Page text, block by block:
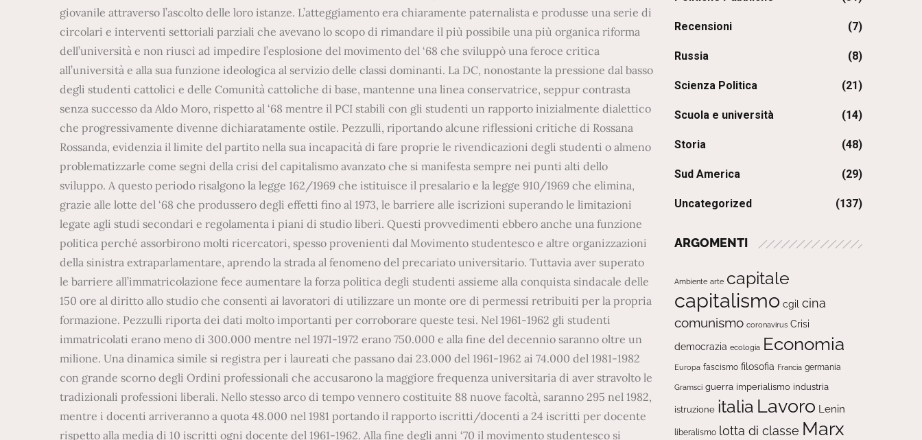
Recensioni (7)
Russia (8)
Scienza Politica (21)
Scuola e università (14)
Storia (48)
Sud America (29)
Uncategorized (137)
ARGOMENTI
Ambiente arte capitale
capitalismo cgil cina
comunismo coronavirus Crisi
democrazia ecologia Economia
Europa fascismo filosofia Francia germania
Gramsci guerra imperialismo industria
istruzione italia Lavoro Lenin
liberalismo lotta di classe Marx